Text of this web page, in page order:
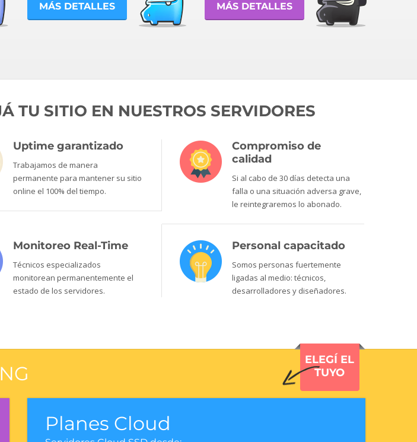
MÁS DETALLES MÁS DETALLES
TU SITIO EN NUESTROS SERVIDORES
Uptime garantizado
Trabajamos de manera
permanente para mantener su sitio
online el 100% del tiempo.
Compromiso de
calidad
Si al cabo de 30 días detecta una
falla o una situación adversa grave,
le reintegraremos lo abonado.
Monitoreo Real-Time
Técnicos especializados
monitorean permanentemente el
estado de los servidores.
Personal capacitado
Somos personas fuertemente
ligadas al medio: técnicos,
desarrolladores y diseñadores.
ELEGÍ EL
TUYO
Planes Cloud